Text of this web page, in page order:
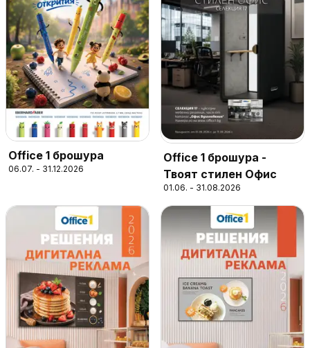
Office 1 брошура
06.07. - 31.12.2026
Office 1 брошура -
Твоят стилен Офис
01.06. - 31.08.2026